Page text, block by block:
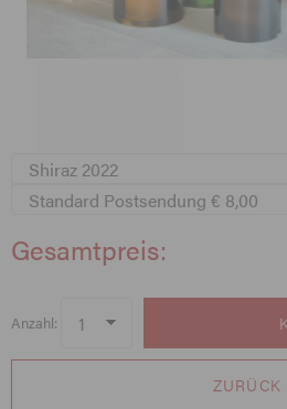
Gesamtpreis:
Anzahl:
ZURÜCK